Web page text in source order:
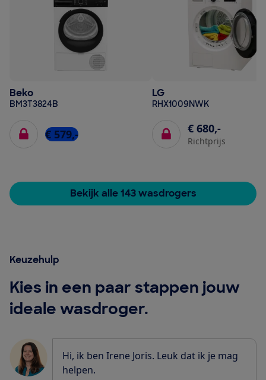
Beko
BM3T3824B
€ 579,-
LG
RHX1009NWK
€ 680,-
Richtprijs
Bekijk alle 143 wasdrogers
Keuzehulp
Kies in een paar stappen jouw
ideale wasdroger.
Hi, ik ben Irene Joris. Leuk dat ik je mag
helpen.